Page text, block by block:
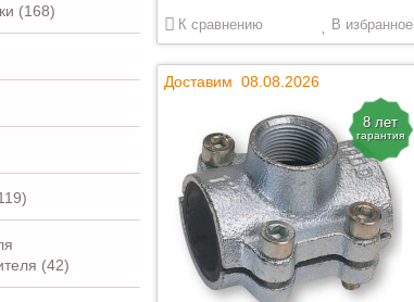
(168)
(42)
К сравнению В избранное
Доставим 08.08.2026
8 лет
гарантия